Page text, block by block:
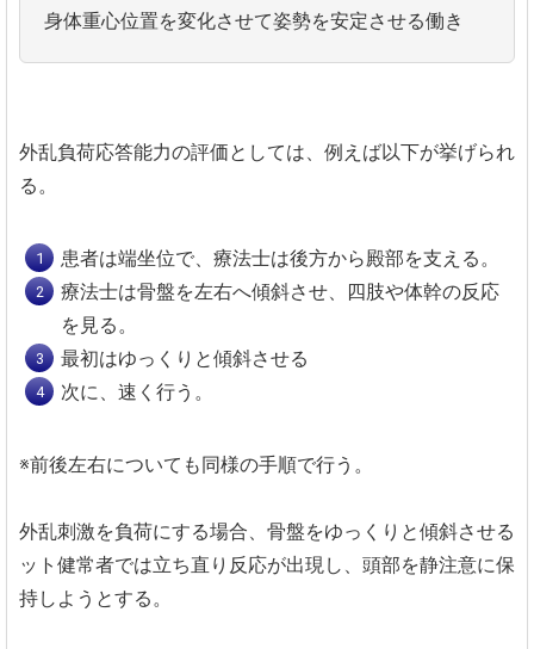
身体重心位置を変化させて姿勢を安定させる働き
外乱負荷応答能力の評価としては、例えば以下が挙げられ
る。
患者は端坐位で、療法士は後方から殿部を支える。
療法士は骨盤を左右へ傾斜させ、四肢や体幹の反応
を見る。
最初はゆっくりと傾斜させる
次に、速く行う。
※前後左右についても同様の手順で行う。
外乱刺激を負荷にする場合、骨盤をゆっくりと傾斜させる
ット健常者では立ち直り反応が出現し、頭部を静注意に保
持しようとする。